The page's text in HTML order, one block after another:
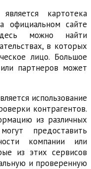
картотека
официальном сайте
можно найти
в которых
лицо. Большое
партнеров может
использование
контрагентов.
из различных
предоставить
компании или
из этих сервисов
и проверенную